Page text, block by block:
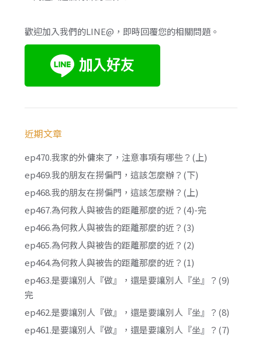
歡迎加入我們的LINE@，即時回覆您的相關問題。
近期文章
ep470.我家的外傭來了，注意事項有哪些？(上)
ep469.我的朋友在撈偏門，這該怎麼辦？(下)
ep468.我的朋友在撈偏門，這該怎麼辦？(上)
ep467.為何救人與被告的距離那麼的近？(4)-完
ep466.為何救人與被告的距離那麼的近？(3)
ep465.為何救人與被告的距離那麼的近？(2)
ep464.為何救人與被告的距離那麼的近？(1)
ep463.是要讓別人『做』，還是要讓別人『坐』？(9)
完
ep462.是要讓別人『做』，還是要讓別人『坐』？(8)
ep461.是要讓別人『做』，還是要讓別人『坐』？(7)